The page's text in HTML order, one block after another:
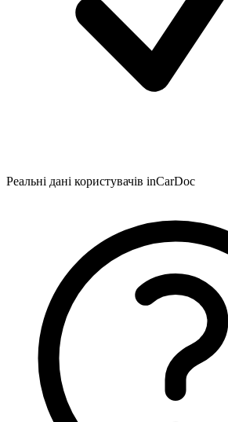
Реальні дані користувачів inCarDoc